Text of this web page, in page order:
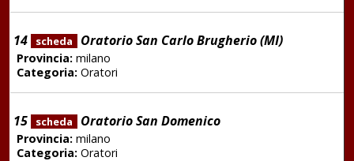
14 scheda Oratorio San Carlo Brugherio (MI)
Provincia:milano
Categoria:Oratori
15 scheda Oratorio San Domenico
Provincia:milano
Categoria:Oratori